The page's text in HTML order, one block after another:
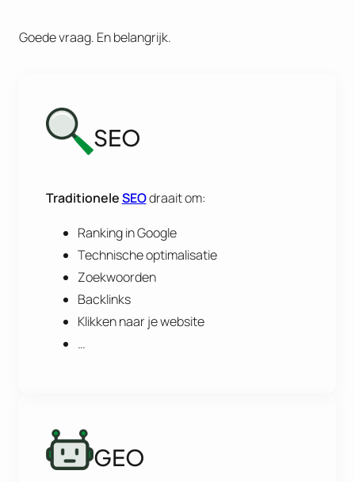
Goede vraag. En belangrijk.
SEO
TraditioneleSEOdraait om:
Ranking in Google
Technische optimalisatie
Zoekwoorden
Backlinks
Klikken naar je website
…
GEO